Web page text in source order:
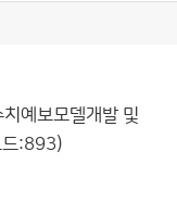
예보모델개발 및
드:893)